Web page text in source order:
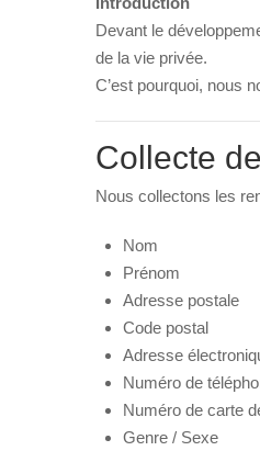
Devant le
de la vie privée.
C’est pourquoi, nous
Collecte
Nous collectons les
Nom
Prénom
Adresse postale
Code postal
Adresse
Numéro de
Numéro de carte
Genre / Sexe